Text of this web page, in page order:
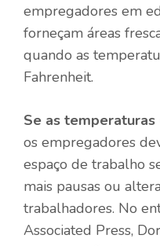
empregadores em
forneçam áreas
quando as
Fahrenheit.
Se as
os empregadores
espaço de trabalho
mais pausas ou
trabalhadores. No
Associated Press,